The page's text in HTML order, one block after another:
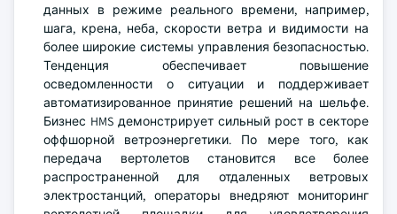
данных в режиме реального времени, например,
шага, крена, неба, скорости ветра и видимости на
более широкие системы управления безопасностью.
Тенденция обеспечивает повышение
осведомленности о ситуации и поддерживает
автоматизированное принятие решений на шельфе.
Бизнес HMS демонстрирует сильный рост в секторе
оффшорной ветроэнергетики. По мере того, как
передача вертолетов становится все более
распространенной для отдаленных ветровых
электростанций, операторы внедряют мониторинг